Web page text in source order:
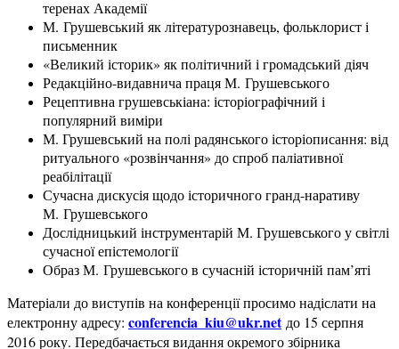
теренах Академії
М. Грушевський як літературознавець, фольклорист і
письменник
«Великий історик» як політичний і громадський діяч
Редакційно-видавнича праця М. Грушевського
Рецептивна грушевськіана: історіографічний і
популярний виміри
М. Грушевський на полі радянського історіописання: від
ритуального «розвінчання» до спроб паліативної
реабілітації
Сучасна дискусія щодо історичного гранд-наративу
М. Грушевського
Дослідницький інструментарій М. Грушевського у світлі
сучасної епістемології
Образ М. Грушевського в сучасній історичній пам’яті
Матеріали до виступів на конференції просимо надіслати на
електронну адресу: conferencia_kiu@ukr.net до 15 серпня
2016 року. Передбачається видання окремого збірника